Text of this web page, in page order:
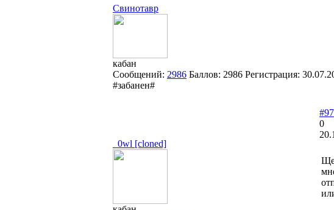
Свинотавр
кабан
Сообщений: 2986 Баллов: 2986 Регистрация:
#забанен#
_0wl [cloned]
#97
0